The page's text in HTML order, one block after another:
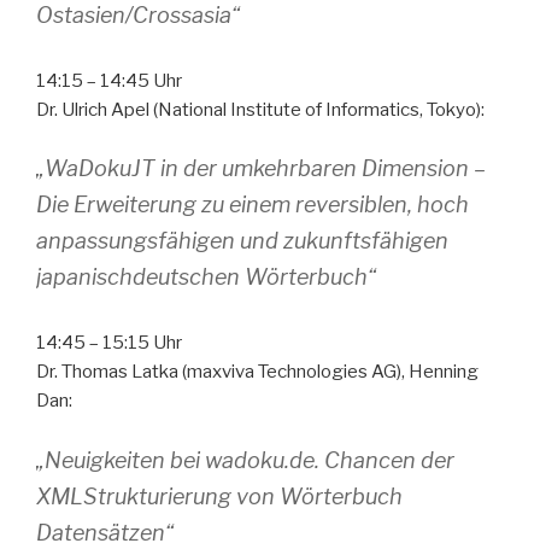
Ostasien/Crossasia“
14:15 – 14:45 Uhr
Dr. Ulrich Apel (National Institute of Informatics, Tokyo):
„WaDokuJT in der umkehrbaren Dimension –
Die Erweiterung zu einem reversiblen, hoch
anpassungsfähigen und zukunftsfähigen
japanischdeutschen Wörterbuch“
14:45 – 15:15 Uhr
Dr. Thomas Latka (maxviva Technologies AG), Henning
Dan:
„Neuigkeiten bei wadoku.de. Chancen der
XMLStrukturierung von Wörterbuch
Datensätzen“